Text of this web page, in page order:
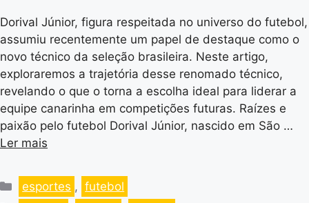
Dorival Júnior, figura respeitada no universo do futebol,
assumiu recentemente um papel de destaque como o
novo técnico da seleção brasileira. Neste artigo,
exploraremos a trajetória desse renomado técnico,
revelando o que o torna a escolha ideal para liderar a
equipe canarinha em competições futuras. Raízes e
paixão pelo futebol Dorival Júnior, nascido em São …
Ler mais
esportes , futebol